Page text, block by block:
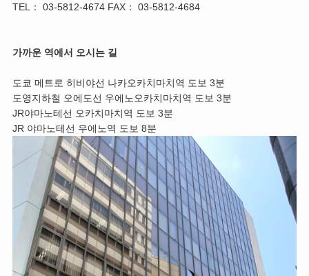
TEL： 03-5812-4674 FAX： 03-5812-4684
가까운 역에서 오시는 길
도쿄 메트로 히비야선 나카오카치마치역 도보 3분
도영지하철 오에도선 우에노오카치마치역 도보 3분
JR야마노테선 오카치마치역 도보 3분
JR 야마노테선 우에노역 도보 8분